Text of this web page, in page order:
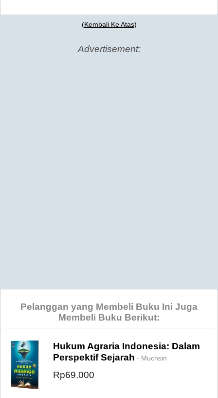
(Kembali Ke Atas)
Advertisement:
Pelanggan yang Membeli Buku Ini Juga
Membeli Buku Berikut:
Hukum Agraria Indonesia: Dalam
Perspektif Sejarah - Muchsin
Rp69.000